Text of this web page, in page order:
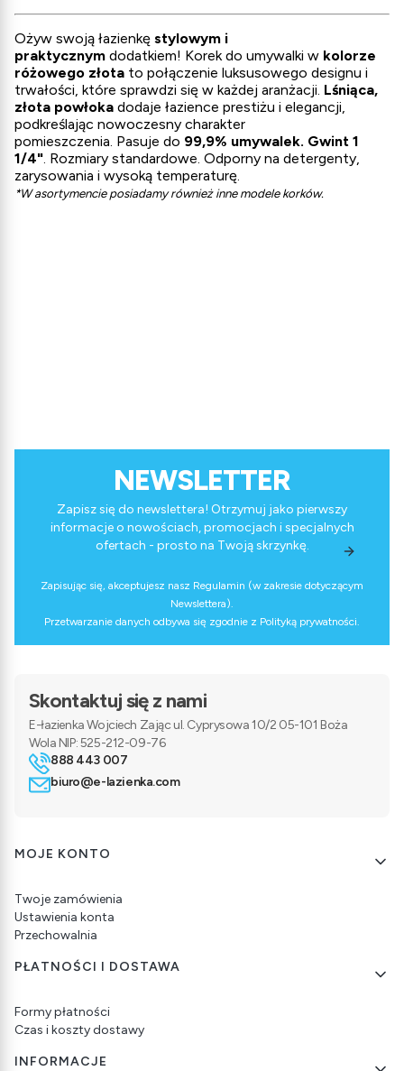
Ożyw swoją łazienkę stylowym i
praktycznym dodatkiem! Korek do umywalki w kolorze
różowego złota to połączenie luksusowego designu i
trwałości, które sprawdzi się w każdej aranżacji. Lśniąca,
złota powłoka dodaje łazience prestiżu i elegancji,
podkreślając nowoczesny charakter
pomieszczenia. Pasuje do 99,9% umywalek. Gwint 1
1/4". Rozmiary standardowe. Odporny na detergenty,
zarysowania i wysoką temperaturę.
*W asortymencie posiadamy również inne modele korków.
NEWSLETTER
Zapisz się do newslettera! Otrzymuj jako pierwszy
informacje o nowościach, promocjach i specjalnych
ofertach - prosto na Twoją skrzynkę.
Zapisując się, akceptujesz nasz Regulamin (w zakresie dotyczącym
Newslettera).
Przetwarzanie danych odbywa się zgodnie z Polityką prywatności.
Skontaktuj się z nami
E-łazienka Wojciech Zając ul. Cyprysowa 10/2 05-101 Boża
Wola NIP: 525-212-09-76
888 443 007
biuro@e-lazienka.com
Linki w stopce
MOJE KONTO
Twoje zamówienia
Ustawienia konta
Przechowalnia
PŁATNOŚCI I DOSTAWA
Formy płatności
Czas i koszty dostawy
INFORMACJE